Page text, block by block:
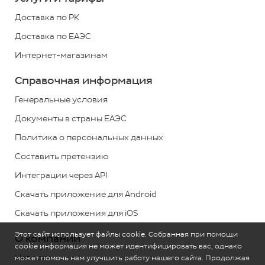
*
+7
(727)
313
2779
*звонок
РК
бесплатный
связь
Доставка по РК
Доставка по ЕАЭС
Интернет-магазинам
Справочная информация
Генеральные условия
Документы в страны ЕАЭС
Политика о персональных данных
Составить претензию
Интеграции через API
Скачать приложение для Android
Скачать приложения для iOS
О компании
Новости
Этот сайт использует файлы cookie. Собранная при помощи
cookie информация не может идентифицировать вас, однако
может помочь нам улучшить работу нашего сайта. Продолжая